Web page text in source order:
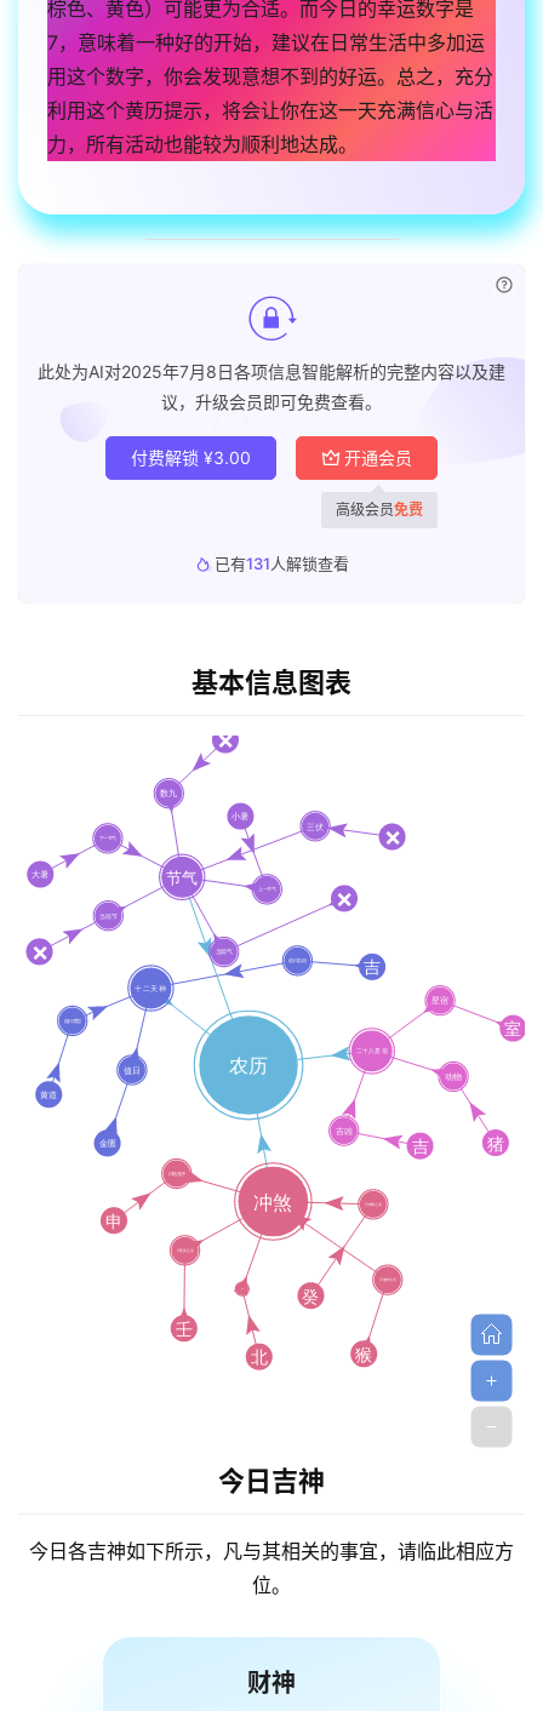
棕色、黄色）可能更为合适。而今日的幸运数字是
7，意味着一种好的开始，建议在日常生活中多加运
用这个数字，你会发现意想不到的好运。总之，充分
利用这个黄历提示，将会让你在这一天充满信心与活
力，所有活动也能较为顺利地达成。
此处为AI对2025年7月8日各项信息智能解析的完整内容以及建
议，升级会员即可免费查看。
付费解锁 ¥3.00 开通会员
高级会员免费
已有131人解锁查看
基本信息图表
今日吉神
今日各吉神如下所示，凡与其相关的事宜，请临此相应方
位。
财神